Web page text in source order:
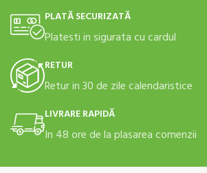
PLATĂ SECURIZATĂ
Platesti in sigurata cu cardul
RETUR
Retur in 30 de zile calendaristice
LIVRARE RAPIDĂ
In 48 ore de la plasarea comenzii